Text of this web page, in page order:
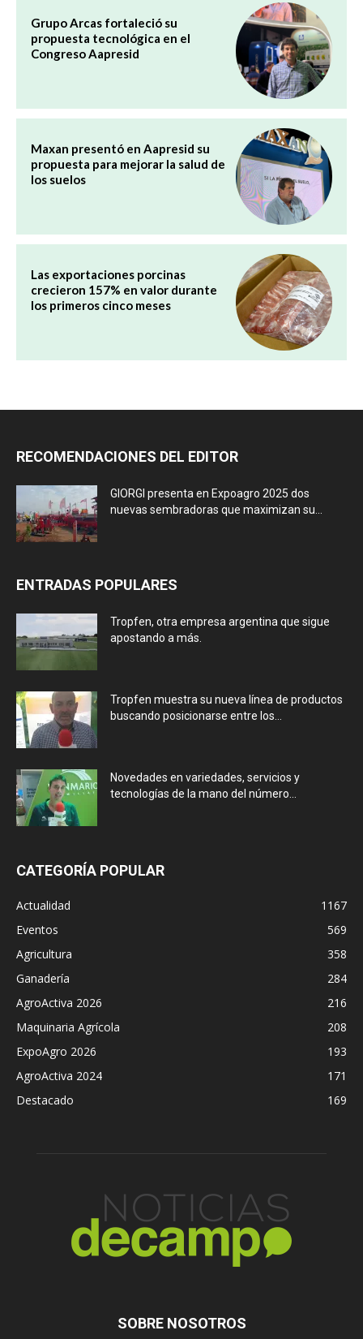
Grupo Arcas fortaleció su
propuesta tecnológica en el
Congreso Aapresid
Maxan presentó en Aapresid su
propuesta para mejorar la salud de
los suelos
Las exportaciones porcinas
crecieron 157% en valor durante
los primeros cinco meses
RECOMENDACIONES DEL EDITOR
GIORGI presenta en Expoagro 2025 dos
nuevas sembradoras que maximizan su...
ENTRADAS POPULARES
Tropfen, otra empresa argentina que sigue
apostando a más.
Tropfen muestra su nueva línea de productos
buscando posicionarse entre los...
Novedades en variedades, servicios y
tecnologías de la mano del número...
CATEGORÍA POPULAR
Actualidad
1167
Eventos
569
Agricultura
358
Ganadería
284
AgroActiva 2026
216
Maquinaria Agrícola
208
ExpoAgro 2026
193
AgroActiva 2024
171
Destacado
169
SOBRE NOSOTROS